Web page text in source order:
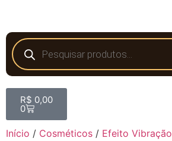
R$ 0,00
0
Início / Cosméticos / Efeito Vibração